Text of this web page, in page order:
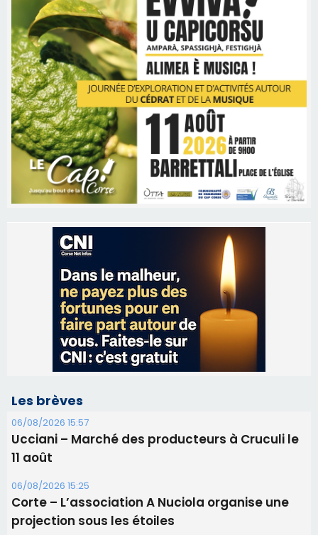
Les brèves
06/08/2026 15:57
Ucciani – Marché des producteurs à Cruculi le
06/08/2026 15:25
Corte – L’association A Nuciola organise une
06/08/2026 15:04
Alata - Soirée Tango Argentin au stade de San
Benedetto
05/08/2026 09:53
Biguglia : messe de la Sainte-Marie et
procession le 14 août